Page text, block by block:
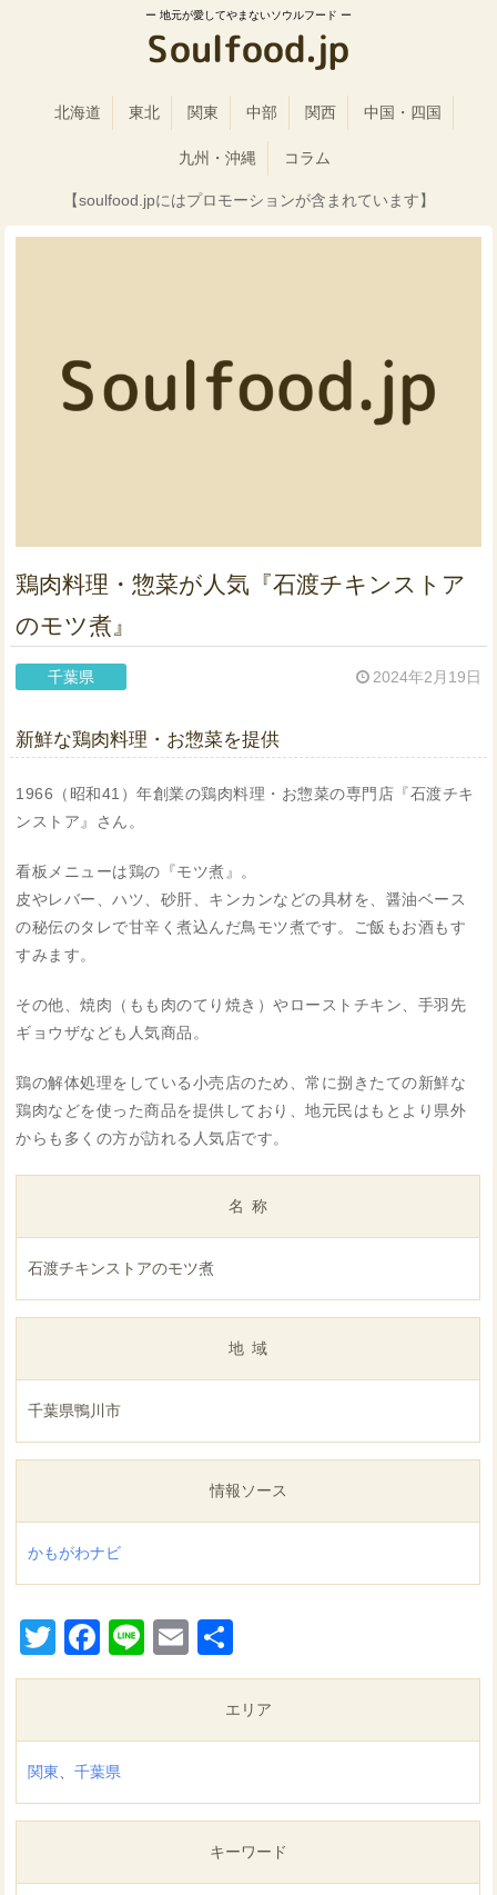
地元が愛してやまないソウルフード
北海道 東北 関東 中部 関西 中国・四国
九州・沖縄 コラム
【soulfood.jpにはプロモーションが含まれています】
鶏肉料理・惣菜が人気『石渡チキンストア
のモツ煮』
千葉県 2024年2月19日
新鮮な鶏肉料理・お惣菜を提供
1966（昭和41）年創業の鶏肉料理・お惣菜の専門店『石渡チキ
ンストア』さん。
看板メニューは鶏の『モツ煮』。
皮やレバー、ハツ、砂肝、キンカンなどの具材を、醤油ベース
の秘伝のタレで甘辛く煮込んだ鳥モツ煮です。ご飯もお酒もす
すみます。
その他、焼肉（もも肉のてり焼き）やローストチキン、手羽先
ギョウザなども人気商品。
鶏の解体処理をしている小売店のため、常に捌きたての新鮮な
鶏肉などを使った商品を提供しており、地元民はもとより県外
からも多くの方が訪れる人気店です。
名称
石渡チキンストアのモツ煮
地域
千葉県鴨川市
情報ソース
かもがわナビ
TwitterFacebook
LineEmail
有
エリア
関東、千葉県
キーワード